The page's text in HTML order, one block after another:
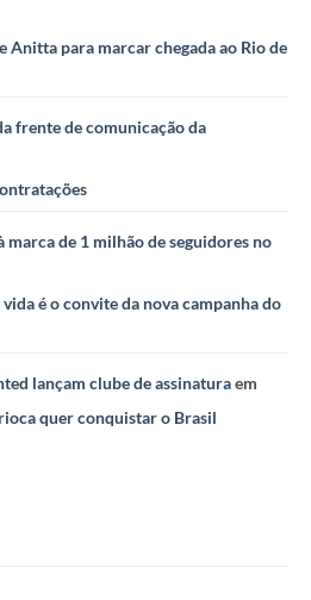
Anitta para marcar chegada ao Rio de
frente de comunicação da
marca de 1 milhão de seguidores no
é o convite da nova campanha do
lançam clube de assinaturaem
quer conquistar o Brasil